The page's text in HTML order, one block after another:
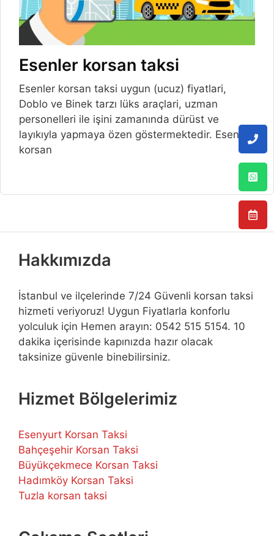
Esenler korsan taksi
Esenler korsan taksi uygun (ucuz) fiyatlari,
Doblo ve Binek tarzı lüks araçlari, uzman
personelleri ile işini zamanında dürüst ve
layıkıyla yapmaya özen göstermektedir. Esenler
korsan
Hakkımızda
İstanbul ve ilçelerinde 7/24 Güvenli korsan taksi
hizmeti veriyoruz! Uygun Fiyatlarla konforlu
yolculuk için Hemen arayın: 0542 515 5154. 10
dakika içerisinde kapınızda hazır olacak
taksinize güvenle binebilirsiniz.
Hizmet Bölgelerimiz
Esenyurt Korsan Taksi
Bahçeşehir Korsan Taksi
Büyükçekmece Korsan Taksi
Hadımköy Korsan Taksi
Tuzla korsan taksi